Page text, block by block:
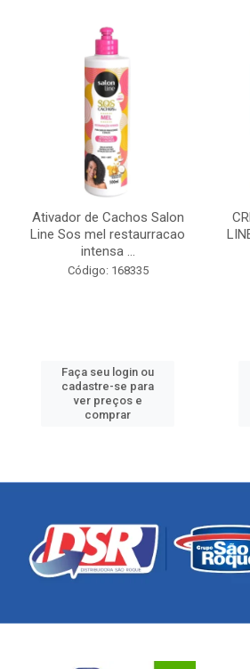
Ativador de Cachos Salon
Line Sos mel restaurracao
intensa ...
Código: 168335
Faça seu login ou
cadastre-se para
ver preços e
comprar